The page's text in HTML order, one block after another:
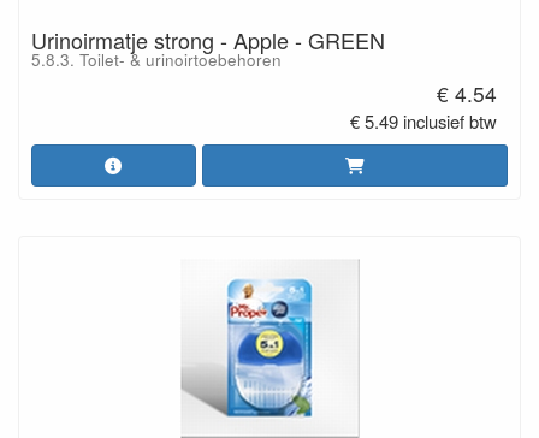
Urinoirmatje strong - Apple - GREEN
5.8.3. Toilet- & urinoirtoebehoren
€ 4.54
€ 5.49 inclusief btw